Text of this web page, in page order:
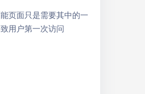
页面只是需要其中的一
用户第一次访问